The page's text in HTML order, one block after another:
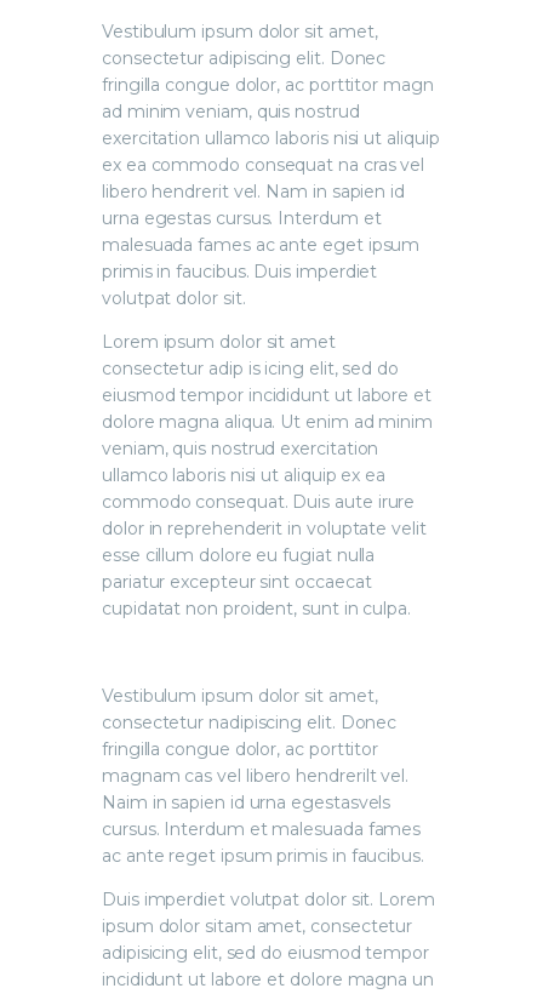
Vestibulum ipsum dolor sit amet,
consectetur adipiscing elit. Donec
fringilla congue dolor, ac porttitor magn
ad minim veniam, quis nostrud
exercitation ullamco laboris nisi ut aliquip
ex ea commodo consequat na cras vel
libero hendrerit vel. Nam in sapien id
urna egestas cursus. Interdum et
malesuada fames ac ante eget ipsum
primis in faucibus. Duis imperdiet
volutpat dolor sit.
Lorem ipsum dolor sit amet
consectetur adip is icing elit, sed do
eiusmod tempor incididunt ut labore et
dolore magna aliqua. Ut enim ad minim
veniam, quis nostrud exercitation
ullamco laboris nisi ut aliquip ex ea
commodo consequat. Duis aute irure
dolor in reprehenderit in voluptate velit
esse cillum dolore eu fugiat nulla
pariatur excepteur sint occaecat
cupidatat non proident, sunt in culpa.
Vestibulum ipsum dolor sit amet,
consectetur nadipiscing elit. Donec
fringilla congue dolor, ac porttitor
magnam cas vel libero hendrerilt vel.
Naim in sapien id urna egestasvels
cursus. Interdum et malesuada fames
ac ante reget ipsum primis in faucibus.
Duis imperdiet volutpat dolor sit. Lorem
ipsum dolor sitam amet, consectetur
adipisicing elit, sed do eiusmod tempor
incididunt ut labore et dolore magna un